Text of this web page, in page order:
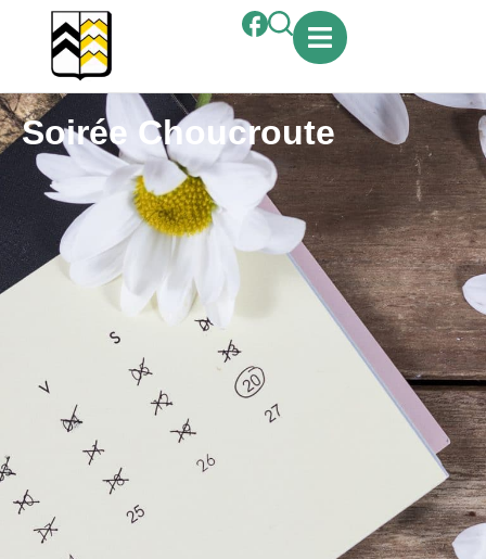
Soirée Choucroute